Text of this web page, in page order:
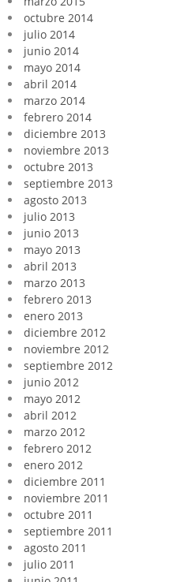
octubre 2014
julio 2014
junio 2014
mayo 2014
abril 2014
marzo 2014
febrero 2014
diciembre 2013
noviembre 2013
octubre 2013
septiembre 2013
agosto 2013
julio 2013
junio 2013
mayo 2013
abril 2013
marzo 2013
febrero 2013
enero 2013
diciembre 2012
noviembre 2012
septiembre 2012
junio 2012
mayo 2012
abril 2012
marzo 2012
febrero 2012
enero 2012
diciembre 2011
noviembre 2011
octubre 2011
septiembre 2011
agosto 2011
julio 2011